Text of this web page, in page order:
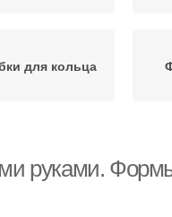
для кольца
руками.